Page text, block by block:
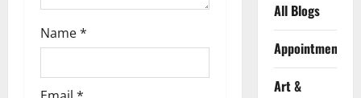
Name*
All Blogs
Appointments
Art &